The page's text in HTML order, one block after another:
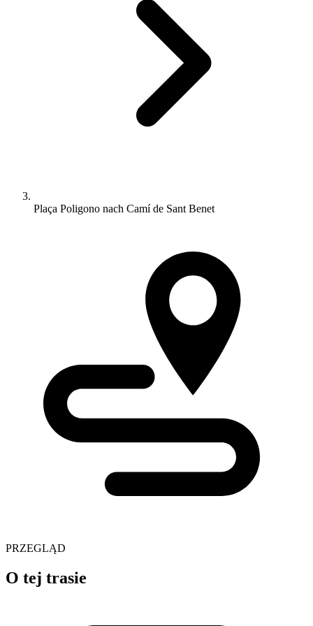
Plaça Poligono nach Camí de Sant Benet
PRZEGLĄD
O tej trasie